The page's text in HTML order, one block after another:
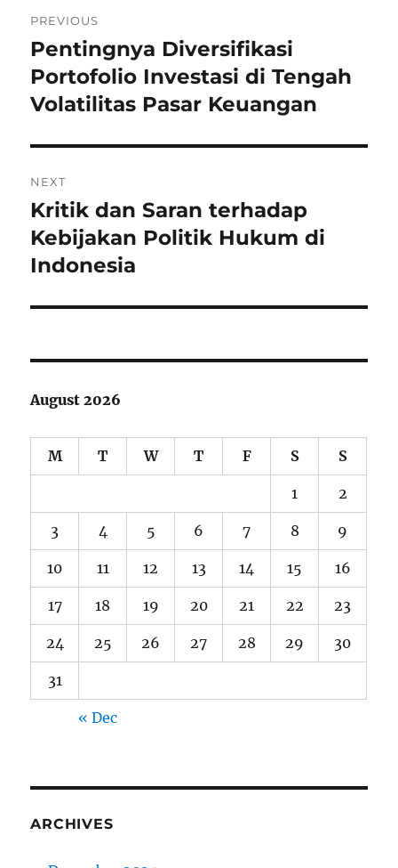
navigation
PREVIOUS
Previous
post:
Pentingnya Diversifikasi
Portofolio Investasi di Tengah
Volatilitas Pasar Keuangan
NEXT
Next
post:
Kritik dan Saran terhadap
Kebijakan Politik Hukum di
Indonesia
August 2026
M T W T F S S
1 2
3 4 5 6 7 8 9
10 11 12 13 14 15 16
17 18 19 20 21 22 23
24 25 26 27 28 29 30
31
« Dec
ARCHIVES